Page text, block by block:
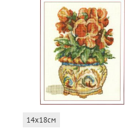
14x18см